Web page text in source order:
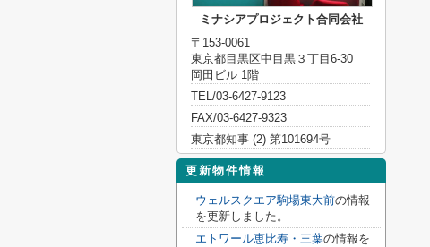
ミナシアプロジェクト合同会社
〒153-0061
東京都目黒区中目黒３丁目6-30
岡田ビル 1階
TEL/03-6427-9123
FAX/03-6427-9323
東京都知事 (2) 第101694号
更新物件情報
ウェルスクエア駒場東大前の情報
を更新しました。
エトワール恵比寿・三葉の情報を